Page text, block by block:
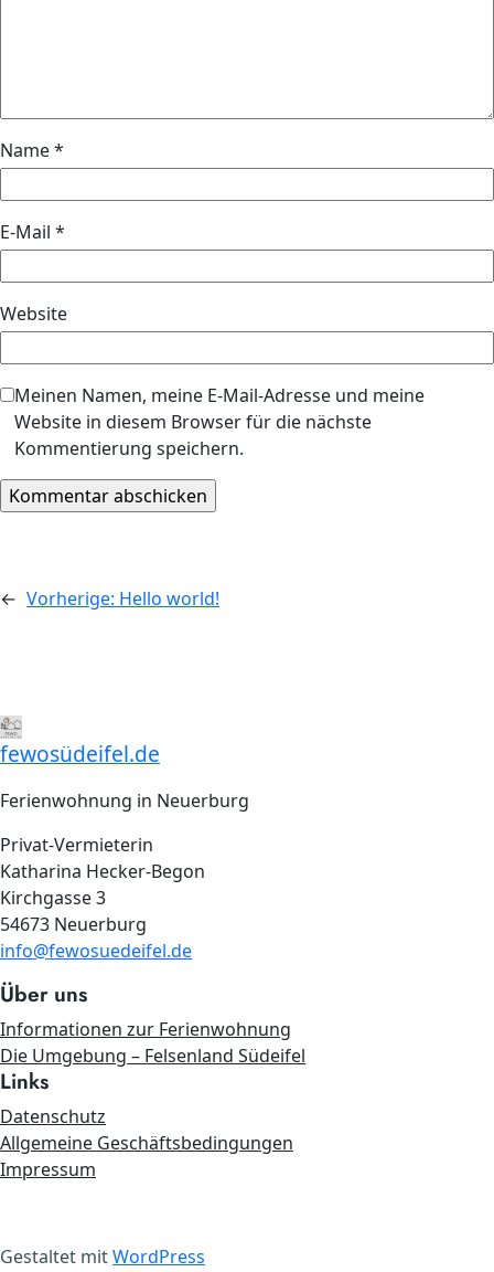
Name*
E-Mail *
Website
Meinen Namen, meine E-Mail-Adresse und meine
Website in diesem Browser für die nächste
Kommentierung speichern.
← Vorherige: Hello world!
fewosüdeifel.de
Ferienwohnung in Neuerburg
Privat-Vermieterin
Katharina Hecker-Begon
Kirchgasse 3
54673 Neuerburg
info@fewosuedeifel.de
Über uns
Informationen zur Ferienwohnung
Die Umgebung – Felsenland Südeifel
Links
Datenschutz
Allgemeine Geschäftsbedingungen
Impressum
Gestaltet mitWordPress